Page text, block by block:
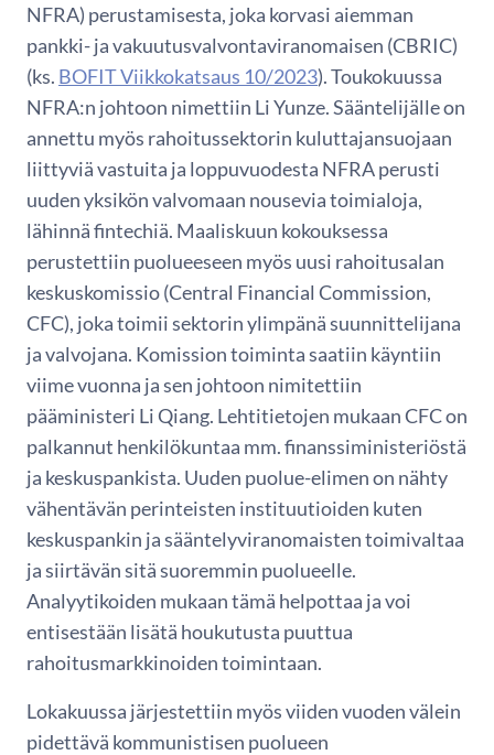
NFRA) perustamisesta, joka korvasi aiemman
pankki- ja vakuutusvalvontaviranomaisen (CBRIC)
(ks. BOFIT Viikkokatsaus 10/2023). Toukokuussa
NFRA:n johtoon nimettiin Li Yunze. Sääntelijälle on
annettu myös rahoitussektorin kuluttajansuojaan
liittyviä vastuita ja loppuvuodesta NFRA perusti
uuden yksikön valvomaan nousevia toimialoja,
lähinnä fintechiä. Maaliskuun kokouksessa
perustettiin puolueeseen myös uusi rahoitusalan
keskuskomissio (Central Financial Commission,
CFC), joka toimii sektorin ylimpänä suunnittelijana
ja valvojana. Komission toiminta saatiin käyntiin
viime vuonna ja sen johtoon nimitettiin
pääministeri Li Qiang. Lehtitietojen mukaan CFC on
palkannut henkilökuntaa mm. finanssiministeriöstä
ja keskuspankista. Uuden puolue-elimen on nähty
vähentävän perinteisten instituutioiden kuten
keskuspankin ja sääntelyviranomaisten toimivaltaa
ja siirtävän sitä suoremmin puolueelle.
Analyytikoiden mukaan tämä helpottaa ja voi
entisestään lisätä houkutusta puuttua
rahoitusmarkkinoiden toimintaan.
Lokakuussa järjestettiin myös viiden vuoden välein
pidettävä kommunistisen puolueen